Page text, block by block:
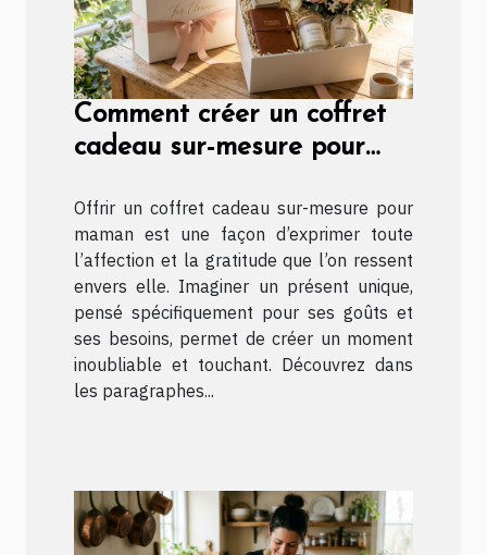
Comment créer un coffret
cadeau sur-mesure pour
Offrir un coffret cadeau sur-mesure pour
maman est une façon d’exprimer toute
l’affection et la gratitude que l’on ressent
envers elle. Imaginer un présent unique,
pensé spécifiquement pour ses goûts et
ses besoins, permet de créer un moment
inoubliable et touchant. Découvrez dans
les paragraphes...